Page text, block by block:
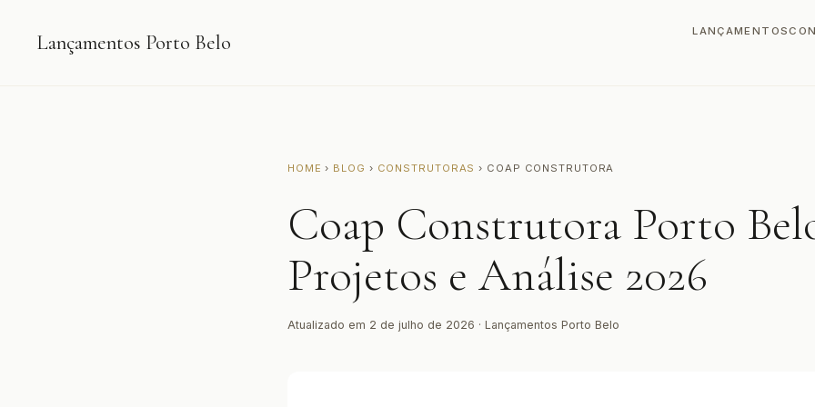
Lançamentos Porto Belo LANÇAMENTOS
HOME › BLOG › CONSTRUTORAS › COAP CONSTRUTORA
Coap Construtora Porto
Projetos e Análise 2026
Atualizado em 2 de julho de 2026 · Lançamentos Porto Belo